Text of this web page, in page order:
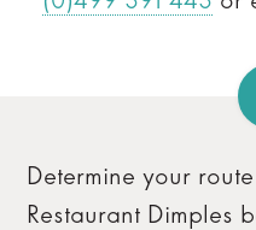
Determine your
Restaurant Dimples